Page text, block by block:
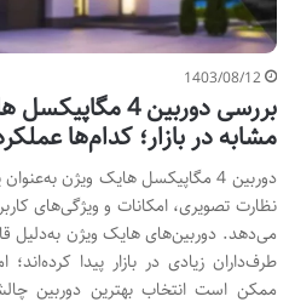
1403/08/12
بررسی دوربین‌ 4
مشابه در بازار؛ کدام‌ها
دوربین‌ 4 مگاپیکسل هایک ویژن
نظارت تصویری، امکانات و ویژگی‌های
می‌دهد. دوربین‌‌های هایک ویژن به‌دلیل
طرف‌داران زیادی در بازار پیدا
ممکن است انتخاب بهترین دوربین